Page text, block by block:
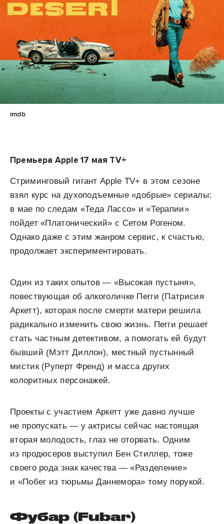
imdb
Премьера Apple 17 мая TV+
Стриминговый гигант Apple TV+ в этом сезоне
взял курс на духоподъемные «добрые» сериалы:
в мае по следам «Теда Лассо» и «Терапии»
пойдет «Платонический» с Сетом Рогеном.
Однако даже с этим жанром сервис, к счастью,
продолжает экспериментировать.
Один из таких опытов — «Высокая пустыня»,
повествующая об алкоголичке Пегги (Патрисия
Аркетт), которая после смерти матери решила
радикально изменить свою жизнь. Пегги решает
стать частным детективом, а помогать ей будут
бывший (Мэтт Диллон), местный пустынный
мистик (Руперт Френд) и масса других
колоритных персонажей.
Проекты с участием Аркетт уже давно лучше
не пропускать — у актрисы сейчас настоящая
вторая молодость, глаз не оторвать. Одним
из продюсеров выступил Бен Стиллер, тоже
своего рода знак качества — «Разделение»
и «Побег из тюрьмы Даннемора» тому порукой.
Фубар (Fubar)